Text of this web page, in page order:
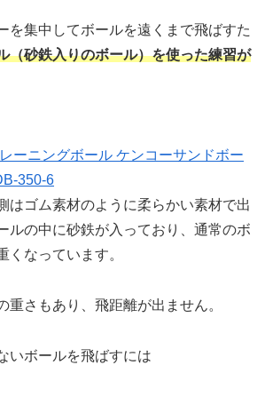
を集中してボールを遠くまで飛ばすた
（砂鉄入りのボール）を使った練習が
ーニングボール ケンコーサンドボー
350-6
はゴム素材のように柔らかい素材で出
ルの中に砂鉄が入っており、通常のボ
くなっています。
重さもあり、飛距離が出ません。
いボールを飛ばすには